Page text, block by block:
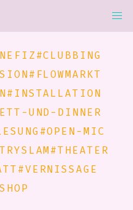
#CLUBBING
#FLOWMARKT
#INSTALLATION
UND-DINNER
#OPEN-MIC
#THEATER
#VERNISSAGE